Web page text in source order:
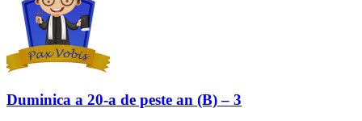
Duminica a 20-a de peste an (B) – 3